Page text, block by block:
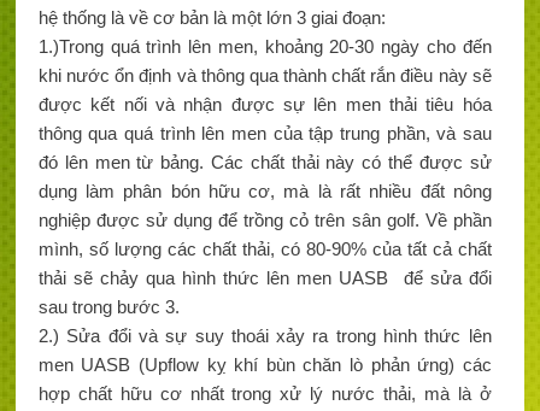
hệ thống là về cơ bản là một lớn 3 giai đoạn:
1.)Trong quá trình lên men, khoảng 20-30 ngày cho đến
khi nước ổn định và thông qua thành chất rắn điều này sẽ
được kết nối và nhận được sự lên men thải tiêu hóa
thông qua quá trình lên men của tập trung phần, và sau
đó lên men từ bảng. Các chất thải này có thể được sử
dụng làm phân bón hữu cơ, mà là rất nhiều đất nông
nghiệp được sử dụng để trồng cỏ trên sân golf. Về phần
mình, số lượng các chất thải, có 80-90% của tất cả chất
thải sẽ chảy qua hình thức lên men UASB để sửa đổi
sau trong bước 3.
2.) Sửa đổi và sự suy thoái xảy ra trong hình thức lên
men UASB (Upflow kỵ khí bùn chăn lò phản ứng) các
hợp chất hữu cơ nhất trong xử lý nước thải, mà là ở